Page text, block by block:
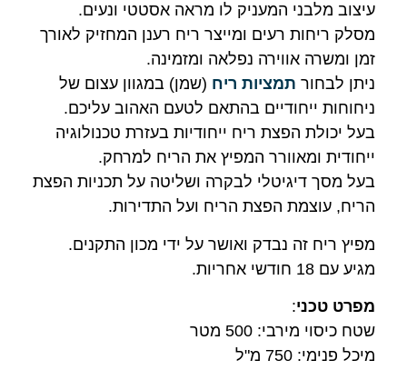
עיצוב מלבני המעניק לו מראה אסטטי ונעים.
מסלק ריחות רעים ומייצר ריח רענן המחזיק לאורך
זמן ומשרה אווירה נפלאה ומזמינה.
ניתן לבחור תמציות ריח (שמן) במגוון עצום של
ניחוחות ייחודיים בהתאם לטעם האהוב עליכם.
בעל יכולת הפצת ריח ייחודיות בעזרת טכנולוגיה
ייחודית ומאוורר המפיץ את הריח למרחק.
בעל מסך דיגיטלי לבקרה ושליטה על תכניות הפצת
הריח, עוצמת הפצת הריח ועל התדירות.
מפיץ ריח זה נבדק ואושר על ידי מכון התקנים.
מגיע עם 18 חודשי אחריות.
מפרט טכני:
שטח כיסוי מירבי: 500 מטר
מיכל פנימי: 750 מ"ל